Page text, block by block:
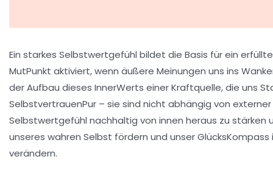
Ein starkes Selbstwertgefühl bildet die Basis für ein
MutPunkt aktiviert, wenn äußere Meinungen uns ins
der Aufbau dieses InnerWerts einer Kraftquelle, die uns
SelbstvertrauenPur – sie sind nicht abhängig von
Selbstwertgefühl nachhaltig von innen heraus zu stärken
unseres wahren Selbst fördern und unser
verändern.